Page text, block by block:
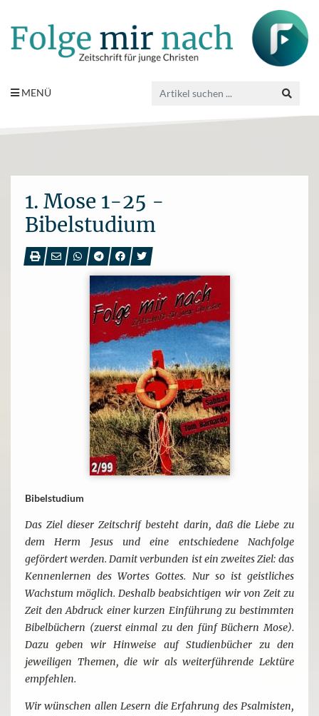
MENÜ
1. Mose 1-25 -
Bibelstudium
Bibelstudium
Das Ziel dieser Zeitschrif besteht darin, daß die Liebe zu
dem Herm Jesus und eine entschiedene Nachfolge
gefördert werden. Damit verbunden ist ein zweites Ziel: das
Kennenlernen des Wortes Gottes. Nur so ist geistliches
Wachstum möglich. Deshalb beabsichtigen wir von Zeit zu
Zeit den Abdruck einer kurzen Einführung zu bestimmten
Bibelbüchern (zuerst einmal zu den fünf Büchern Mose).
Dazu geben wir Hinweise auf Studienbücher zu den
jeweiligen Themen, die wir als weiterführende Lektüre
empfehlen.
Wir wünschen allen Lesern die Erfahrung des Psalmisten,